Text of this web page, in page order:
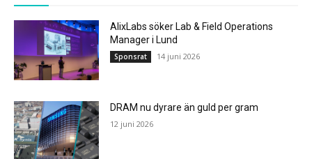
AlixLabs söker Lab & Field Operations
Manager i Lund
Sponsrat 14 juni 2026
DRAM nu dyrare än guld per gram
12 juni 2026